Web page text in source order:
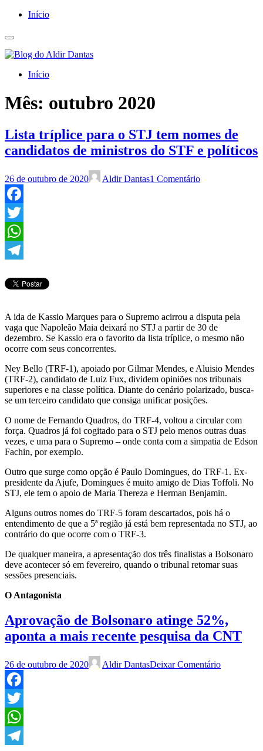
Início
Início
Mês: outubro 2020
Lista tríplice para o STJ tem nomes de
candidatos de ministros do STF e políticos
26 de outubro de 2020 Aldir Dantas1 Comentário
Facebook
Twitter
WhatsApp
A ida de Kassio Marques para o Supremo acirrou a disputa pela
vaga que Napoleão Maia deixará no STJ a partir de 30 de
dezembro. Se Kassio era o favorito da lista tríplice, o mesmo não
ocorre com seus concorrentes.
Ney Bello (TRF-1), apoiado por Gilmar Mendes, e Aluisio Mendes
(TRF-2), candidato de Luiz Fux, dividem opiniões nos tribunais
superiores e na classe política. Diante do cenário polarizado, busca-
se um terceiro candidato que consiga unificar posições.
O nome de Fernando Quadros, do TRF-4, voltou a circular com
força. Quadros já foi cogitado para o STJ pelo menos outras duas
vezes, e uma para o Supremo – onde conta com a simpatia de Edson
Fachin, por exemplo.
Outro que surge como opção é Paulo Domingues, do TRF-1. Ex-
presidente da Ajufe, Domingues é muito amigo de Dias Toffoli. No
STJ, ele tem o apoio de Maria Thereza e Herman Benjamin.
Alguns outros nomes do TRF-5 foram descartados, pois há o
entendimento de que a 5ª região já está bem representada no STJ, ao
contrário do que ocorre com o TRF-3.
De qualquer maneira, a apresentação dos três finalistas a Bolsonaro
deve acontecer só em fevereiro, quando o tribunal retomar suas
sessões presenciais.
O Antagonista
Aprovação de Bolsonaro atinge 52%,
aponta a mais recente pesquisa da CNT
26 de outubro de 2020 Aldir DantasDeixar Comentário
Facebook
Twitter
WhatsApp